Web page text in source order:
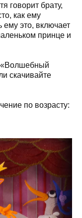
говорит брату,
как ему
ему это, включает
принце и
«Волшебный
скачивайте
по возрасту: